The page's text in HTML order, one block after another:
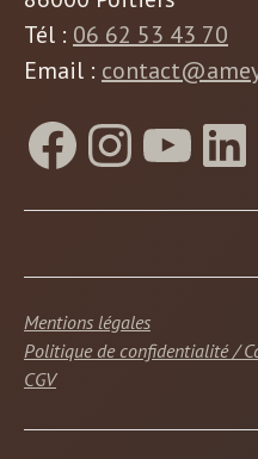
Tél : 06 62 53 43 70
Email :
Mentions légales
Politique de confidentialité /
CGV